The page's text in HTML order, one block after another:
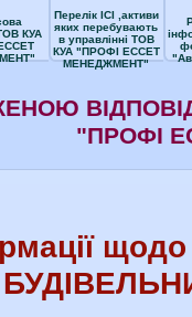
КУА
Перелік ІСІ ,активи
яких перебувають
в управлінні ТОВ
КУА "ПРОФІ ЕССЕТ
МЕНЕДЖМЕНТ"
"ПРОФІ